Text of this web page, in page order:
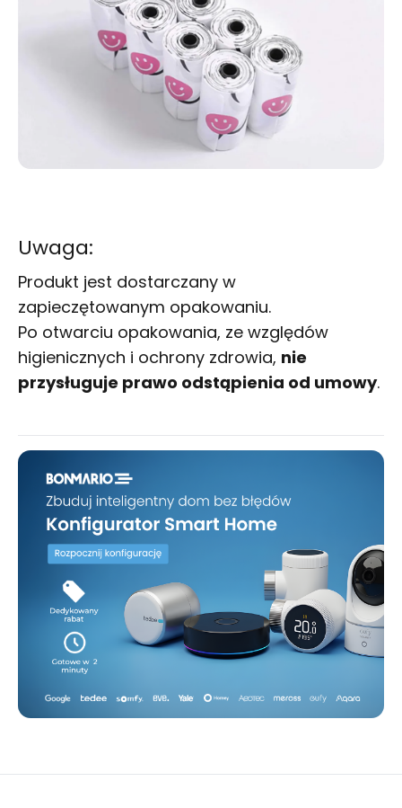
Uwaga:
Produkt jest dostarczany w
zapieczętowanym opakowaniu.
Po otwarciu opakowania, ze względów
higienicznych i ochrony zdrowia, nie
przysługuje prawo odstąpienia od umowy.